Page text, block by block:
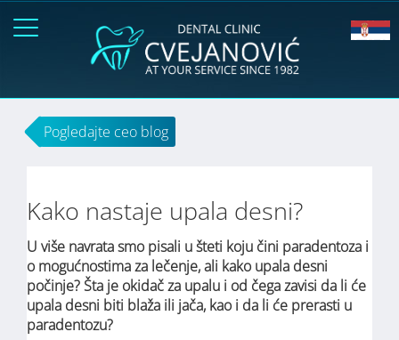
Pogledajte ceo blog
Kako nastaje upala desni?
U više navrata smo pisali u šteti koju čini paradentoza i
o mogućnostima za lečenje, ali kako upala desni
počinje? Šta je okidač za upalu i od čega zavisi da li će
upala desni biti blaža ili jača, kao i da li će prerasti u
paradentozu?